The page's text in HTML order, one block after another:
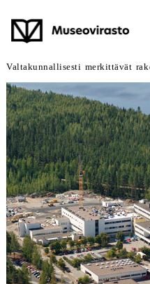
Valtakunnallisesti merkittävät